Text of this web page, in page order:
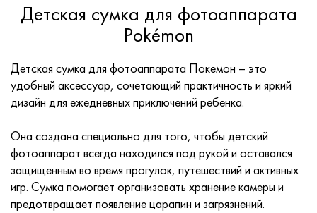
Детская сумка для фотоаппарата
Pokémon
Детская сумка для фотоаппарата Покемон – это
удобный аксессуар, сочетающий практичность и яркий
дизайн для ежедневных приключений ребенка.
Она создана специально для того, чтобы детский
фотоаппарат всегда находился под рукой и оставался
защищенным во время прогулок, путешествий и активных
игр. Сумка помогает организовать хранение камеры и
предотвращает появление царапин и загрязнений.